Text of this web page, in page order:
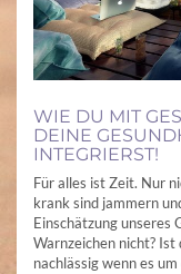
WIE DU MIT
DEINE
INTEGRIERST!
Für alles ist Zeit. Nur
krank sind jammern
Einschätzung unseres
Warnzeichen nicht?
nachlässig wenn es